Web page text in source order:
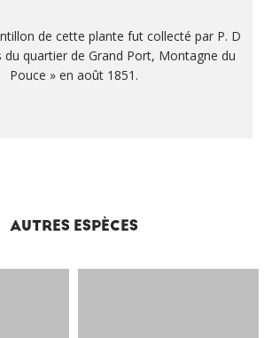
de cette plante fut collecté par P. D
du quartier de Grand Port, Montagne du
Pouce » en août 1851.
AUTRES ESPÈCES